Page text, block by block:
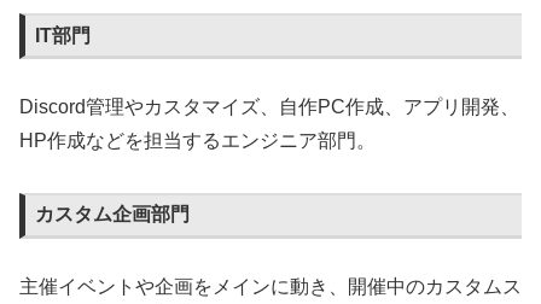
IT部門
Discord管理やカスタマイズ、自作PC作成、アプリ開発、
HP作成などを担当するエンジニア部門。
カスタム企画部門
主催イベントや企画をメインに動き、開催中のカスタムス